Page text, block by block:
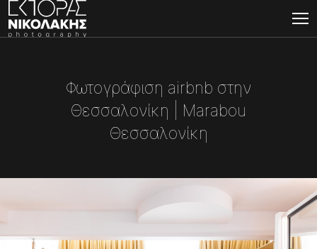
Φωτογράφιση airbnb στην
Θεσσαλονίκη | Marabou
Θεσσαλονίκη